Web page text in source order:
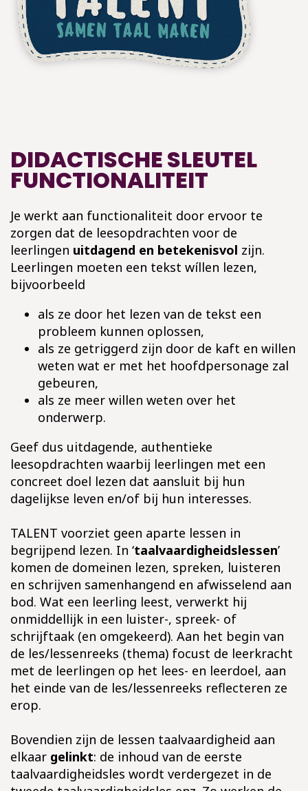
DIDACTISCHE SLEUTEL
FUNCTIONALITEIT
Je werkt aan functionaliteit door ervoor te
zorgen dat de leesopdrachten voor de
leerlingen uitdagend en betekenisvol zijn.
Leerlingen moeten een tekst wíllen lezen,
bijvoorbeeld
als ze door het lezen van de tekst een
probleem kunnen oplossen,
als ze getriggerd zijn door de kaft en willen
weten wat er met het hoofdpersonage zal
gebeuren,
als ze meer willen weten over het
onderwerp.
Geef dus uitdagende, authentieke
leesopdrachten waarbij leerlingen met een
concreet doel lezen dat aansluit bij hun
dagelijkse leven en/of bij hun interesses.
TALENT voorziet geen aparte lessen in
begrijpend lezen. In ‘taalvaardigheidslessen’
komen de domeinen lezen, spreken, luisteren
en schrijven samenhangend en afwisselend aan
bod. Wat een leerling leest, verwerkt hij
onmiddellijk in een luister-, spreek- of
schrijftaak (en omgekeerd). Aan het begin van
de les/lessenreeks (thema) focust de leerkracht
met de leerlingen op het lees- en leerdoel, aan
het einde van de les/lessenreeks reflecteren ze
erop.
Bovendien zijn de lessen taalvaardigheid aan
elkaar gelinkt: de inhoud van de eerste
taalvaardigheidsles wordt verdergezet in de